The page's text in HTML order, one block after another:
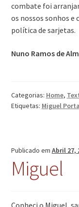
combate foi
os nossos sonhos e
política de sarjetas.
Nuno Ramos de
Categorias: Home,
Etiquetas: Miguel
Publicado em Abril 27,
Miguel